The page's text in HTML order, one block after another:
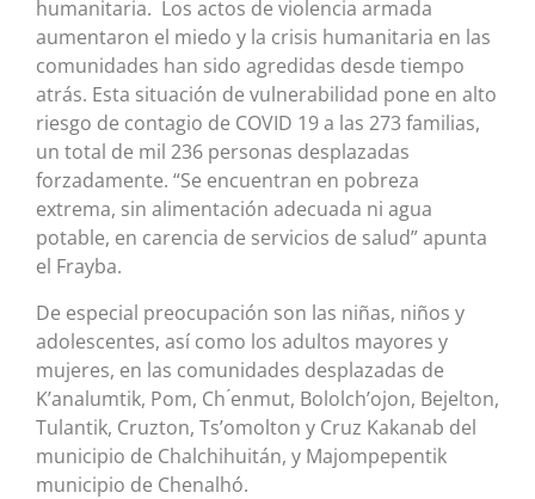
humanitaria. Los actos de violencia armada
aumentaron el miedo y la crisis humanitaria en las
comunidades han sido agredidas desde tiempo
atrás. Esta situación de vulnerabilidad pone en alto
riesgo de contagio de COVID 19 a las 273 familias,
un total de mil 236 personas desplazadas
forzadamente. “Se encuentran en pobreza
extrema, sin alimentación adecuada ni agua
potable, en carencia de servicios de salud” apunta
el Frayba.
De especial preocupación son las niñas, niños y
adolescentes, así como los adultos mayores y
mujeres, en las comunidades desplazadas de
K’analumtik, Pom, Ch ́enmut, Bololch’ojon, Bejelton,
Tulantik, Cruzton, Ts’omolton y Cruz Kakanab del
municipio de Chalchihuitán, y Majompepentik
municipio de Chenalhó.